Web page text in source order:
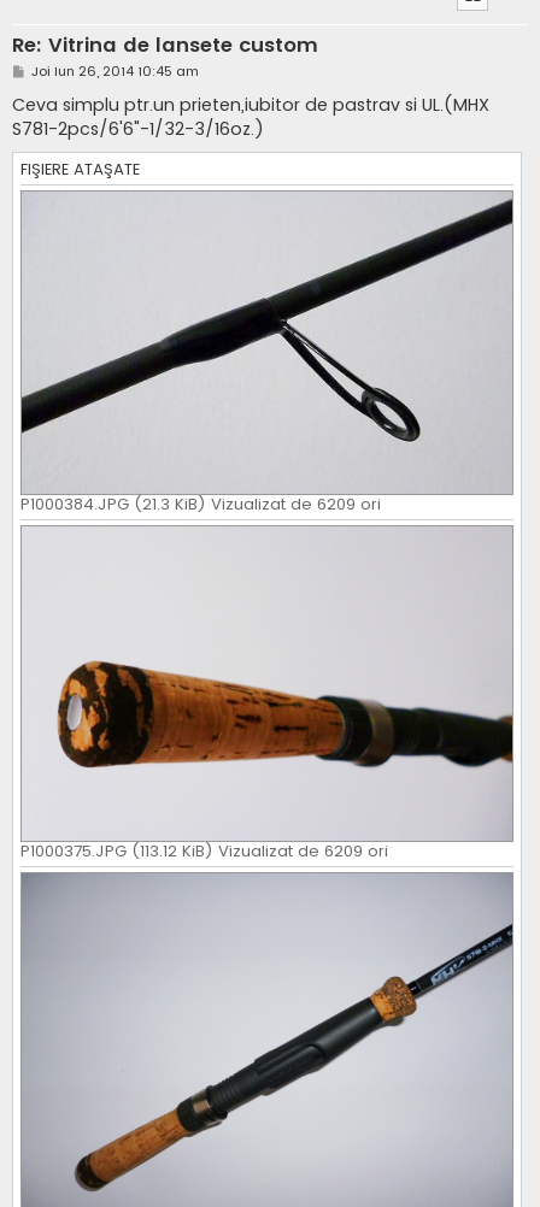
Re: Vitrina de lansete custom
M
s
a
j
Joi Iun 26, 2014 10:45 am
Ceva simplu ptr.un prieten,iubitor de pastrav si UL.(MHX
S781-2pcs/6'6"-1/32-3/16oz.)
FIŞIERE ATAŞATE
P1000384.JPG (21.3 KiB) Vizualizat de 6209 ori
P1000375.JPG (113.12 KiB) Vizualizat de 6209 ori